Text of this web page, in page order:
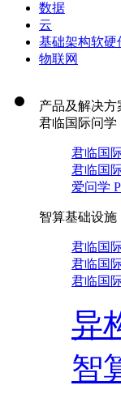
数据
云
基础架构软硬
物联网
产品及解决方
君临国际问学
君临国
君临国
爱问学
智算基础设施
君临国
君临国
君临国
异
智